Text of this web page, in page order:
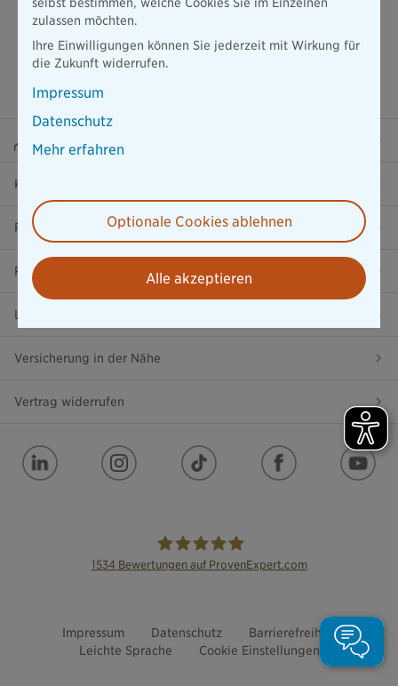
Karriere
Presse
Ratgeber
Lob & Kritik
Versicherung in der Nähe
Vertrag widerrufen
1534 Bewertungen auf ProvenExpert.com
Impressum Datenschutz
Barrierefreiheit
Leichte Sprache
Cookie Einstellungen
zulassen möchten.
Ihre Einwilligungen können Sie jederzeit mit Wirkung für
die Zukunft widerrufen.
Impressum
Datenschutz
Mehr erfahren
Optionale Cookies ablehnen
Alle akzeptieren